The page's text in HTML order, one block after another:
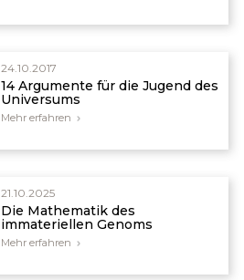
24.10.2017
14 Argumente für die Jugend des
Universums
Mehr erfahren
21.10.2025
Die Mathematik des
immateriellen Genoms
Mehr erfahren